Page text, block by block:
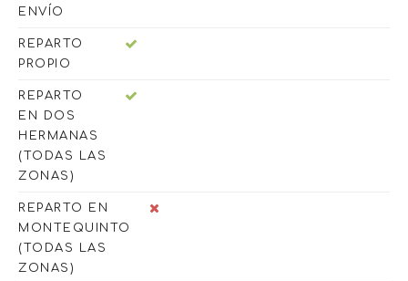
ENVÍO
REPARTO
PROPIO
REPARTO
EN DOS
HERMANAS
(TODAS LAS
ZONAS)
REPARTO EN
MONTEQUINTO
(TODAS LAS
ZONAS)